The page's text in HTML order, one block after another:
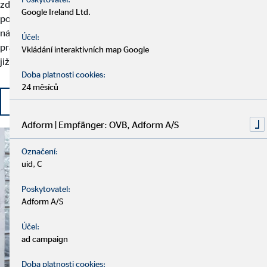
zde mohli v praxi aplikovat své teoretické znalosti. Nebo se
pokoušíte vrátit do práce po dlouhé přestávce? Žádný problém! U
nás se můžete flexibilně rozhodnout, kdy, kde a jak hodně chcete
pracovat. Vítání jsou rovněž profesionálové z oblasti financí, kteří
již nevidí možnosti rozvoje ve svém současném zaměstnání.
Začněte svou kariéru v OVB
Google Ireland Ltd.
Účel:
Vkládání interaktivních map Google
Doba platnosti cookies:
24 měsíců
Adform | Empfänger: OVB, Adform A/S
Označení:
uid, C
Poskytovatel:
Adform A/S
Účel:
ad campaign
Doba platnosti cookies: